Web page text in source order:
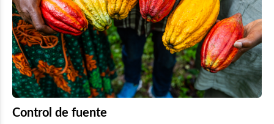
Control de fuente